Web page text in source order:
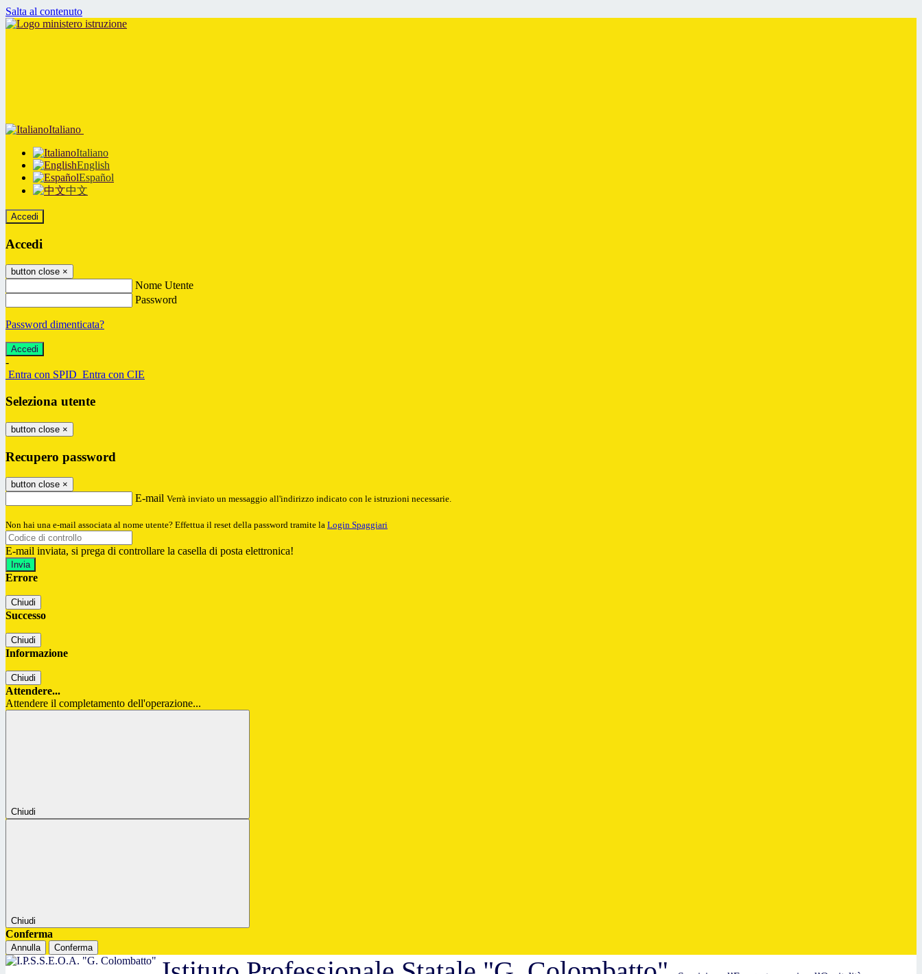
Salta al contenuto
Italiano
Italiano
English
Español
中文
Accedi
Accedi
button close ×
Nome Utente
Password
Password dimenticata?
-
Entra con SPID Entra con CIE
Seleziona utente
button close ×
Recupero password
button close ×
E-mail Verrà inviato un messaggio all'indirizzo indicato con le istruzioni necessarie.
Non hai una e-mail associata al nome utente? Effettua il reset della password tramite la Login Spaggiari
E-mail inviata, si prega di controllare la casella di posta elettronica!
Errore
Chiudi
Successo
Chiudi
Informazione
Chiudi
Attendere...
Attendere il completamento dell'operazione...
Chiudi
Chiudi
Conferma
Annulla Conferma